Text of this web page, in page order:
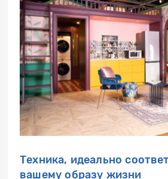
Техника, идеально
вашему образу жизни